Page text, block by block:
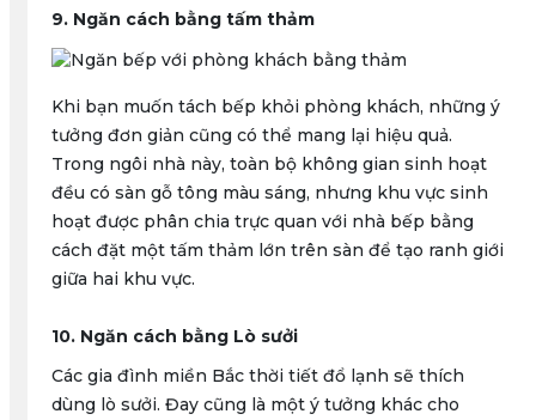
9. Ngăn cách bằng tấm thảm
Khi bạn muốn tách bếp khỏi phòng khách, những ý
tưởng đơn giản cũng có thể mang lại hiệu quả.
Trong ngôi nhà này, toàn bộ không gian sinh hoạt
đều có sàn gỗ tông màu sáng, nhưng khu vực sinh
hoạt được phân chia trực quan với nhà bếp bằng
cách đặt một tấm thảm lớn trên sàn để tạo ranh giới
giữa hai khu vực.
10. Ngăn cách bằng Lò sưởi
Các gia đình miền Bắc thời tiết đổ lạnh sẽ thích
dùng lò sưởi. Đay cũng là một ý tưởng khác cho